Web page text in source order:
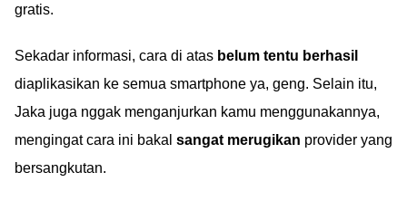
gratis.
Sekadar informasi, cara di atas belum tentu berhasil
diaplikasikan ke semua smartphone ya, geng. Selain itu,
Jaka juga nggak menganjurkan kamu menggunakannya,
mengingat cara ini bakal sangat merugikan provider yang
bersangkutan.